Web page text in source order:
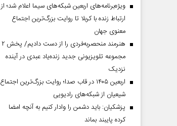
ویژه‌برنامه‌های اربعین شبکه‌های سیما اعلام شد؛ از
ارتباط زنده با کربلا تا روایت بزرگ‌ترین اجتماع
معنوی جهان
هنرمند منحصر‌به‌فردی را از دست دادیم/ پخش ۲
مجموعه تلویزیونی جدید زنده‌یاد عبدی در آینده
نزدیک
اربعین ۱۴۰۵ در قاب صدا؛ روایت بزرگ‌ترین اجتماع
شیعیان از شبکه‌های رادیویی
پزشکیان: باید دشمن را وادار کنیم به آنچه امضا
کرده پایبند بماند